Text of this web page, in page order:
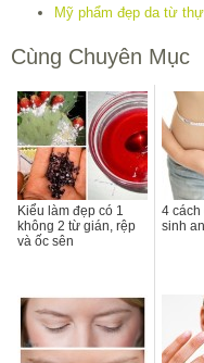
Mỹ phẩm đẹp da từ
Cùng Chuyên Mục
Kiểu làm đẹp có 1
không 2 từ gián, rệp
và ốc sên
4 cách
sinh